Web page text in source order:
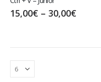
15,00€ – 30,00€